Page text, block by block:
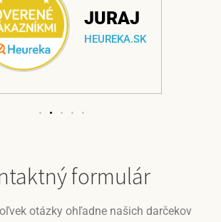
JURAJ
HEUREKA.SK
formulár
otázky ohľadne našich darčekov